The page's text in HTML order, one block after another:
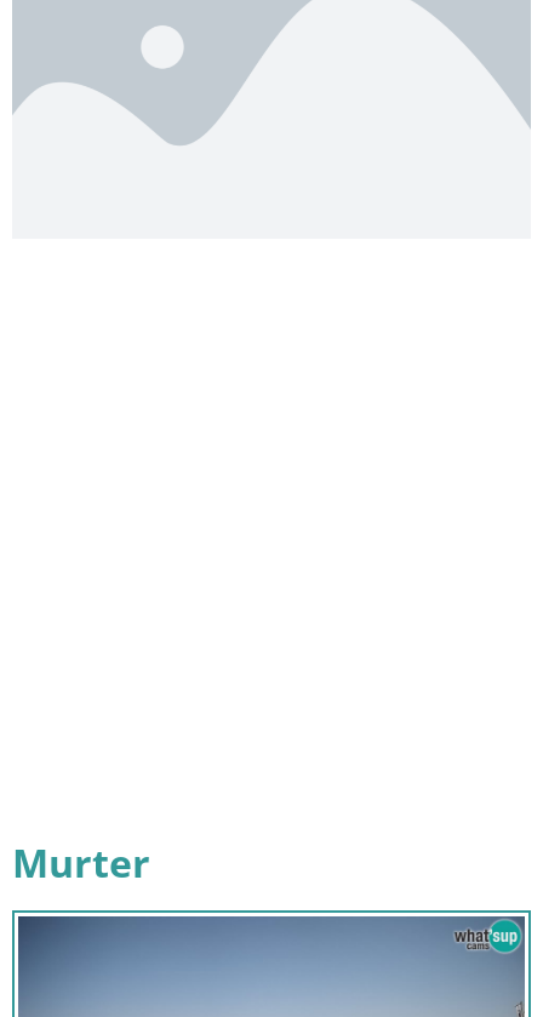
Murter